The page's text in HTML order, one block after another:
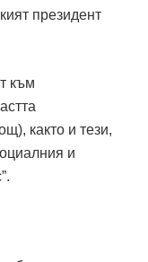
президент
към
както и тези,
и